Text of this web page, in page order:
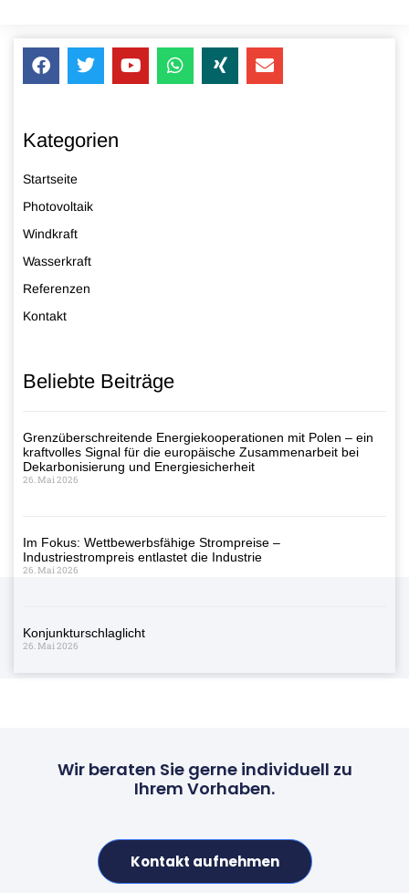
Kategorien
Startseite
Photovoltaik
Windkraft
Wasserkraft
Referenzen
Kontakt
Beliebte Beiträge
Grenzüberschreitende Energiekooperationen mit Polen – ein
kraftvolles Signal für die europäische Zusammenarbeit bei
Dekarbonisierung und Energiesicherheit
26. Mai 2026
Im Fokus: Wettbewerbsfähige Strompreise –
Industriestrompreis entlastet die Industrie
26. Mai 2026
Konjunkturschlaglicht
26. Mai 2026
Wir beraten Sie gerne individuell zu
Ihrem Vorhaben.
Kontakt aufnehmen